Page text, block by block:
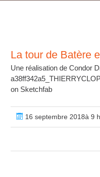
La tour de Batère
Une réalisation de Condor
on Sketchfab
16 septembre 2018à 9